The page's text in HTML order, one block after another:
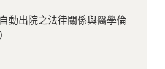
動出院之法律關係與醫學倫